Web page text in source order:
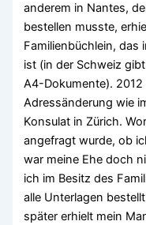
anderem in Nantes,
bestellen musste,
Familienbüchlein, das
ist (in der Schweiz
A4-Dokumente).
Adressänderung wie
Konsulat in Zürich.
angefragt wurde, ob
war meine Ehe doch
ich im Besitz des
alle Unterlagen
später erhielt mein